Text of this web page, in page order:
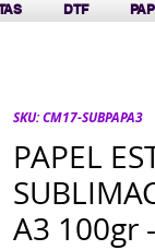
DTF
SKU: CM17-SUBPAPA3
PAPEL
A3 100gr